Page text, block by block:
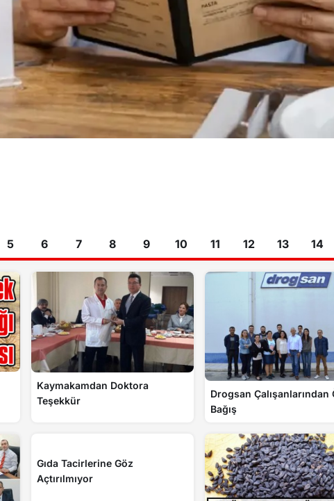
5 6 7 8 9 10 11 12 13 14
Kaymakamdan Doktora
Teşekkür
Drogsan Çalışanlarından
Bağış
Gıda Tacirlerine Göz
Açtırılmıyor